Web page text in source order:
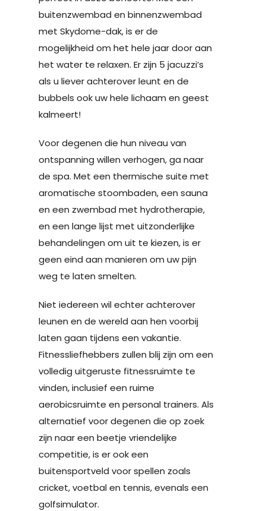
buitenzwembad en binnenzwembad
met Skydome-dak, is er de
mogelijkheid om het hele jaar door aan
het water te relaxen. Er zijn 5 jacuzzi’s
als u liever achterover leunt en de
bubbels ook uw hele lichaam en geest
kalmeert!
Voor degenen die hun niveau van
ontspanning willen verhogen, ga naar
de spa. Met een thermische suite met
aromatische stoombaden, een sauna
en een zwembad met hydrotherapie,
en een lange lijst met uitzonderlijke
behandelingen om uit te kiezen, is er
geen eind aan manieren om uw pijn
weg te laten smelten.
Niet iedereen wil echter achterover
leunen en de wereld aan hen voorbij
laten gaan tijdens een vakantie.
Fitnessliefhebbers zullen blij zijn om een
​​volledig uitgeruste fitnessruimte te
vinden, inclusief een ruime
aerobicsruimte en personal trainers. Als
alternatief voor degenen die op zoek
zijn naar een beetje vriendelijke
competitie, is er ook een
buitensportveld voor spellen zoals
cricket, voetbal en tennis, evenals een
golfsimulator.